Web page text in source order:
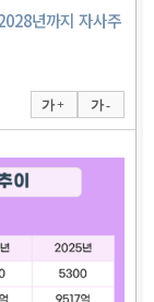
년까지 자사주
가 + 가 -